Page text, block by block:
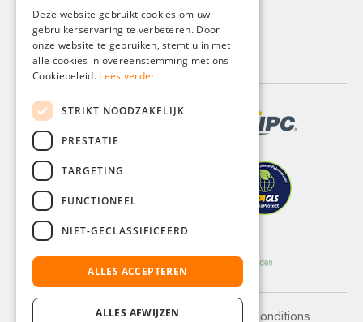
Legal notice General terms and conditions
FRENCH
ITALIAN
Deze website gebruikt cookies om uw
gebruikerservaring te verbeteren. Door
onze website te gebruiken, stemt u in met
alle cookies in overeenstemming met ons
Cookiebeleid. Lees verder
STRIKT NOODZAKELIJK
PRESTATIE
TARGETING
FUNCTIONEEL
NIET-GECLASSIFICEERD
ALLES ACCEPTEREN
ALLES AFWIJZEN